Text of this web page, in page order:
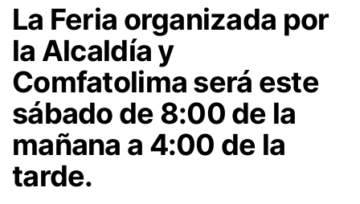
La Feria organizada por
la Alcaldía y
Comfatolima será este
sábado de 8:00 de la
mañana a 4:00 de la
tarde.